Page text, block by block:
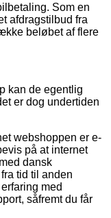
Som en
afdragstilbud fra
beløbet af flere
kan de egentlig
er dog undertiden
webshoppen er e-
på at internet
dansk
tid til anden
med
såfremt du får